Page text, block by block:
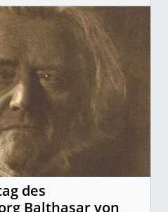
des
Balthasar von